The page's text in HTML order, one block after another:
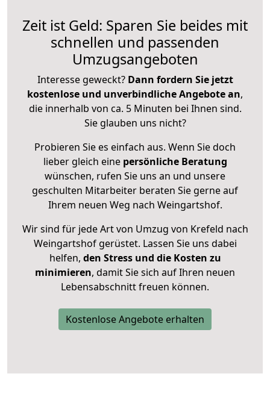
Zeit ist Geld: Sparen Sie beides mit
schnellen und passenden
Umzugsangeboten
Interesse geweckt? Dann fordern Sie jetzt
kostenlose und unverbindliche Angebote an,
die innerhalb von ca. 5 Minuten bei Ihnen sind.
Sie glauben uns nicht?
Probieren Sie es einfach aus. Wenn Sie doch
lieber gleich eine persönliche Beratung
wünschen, rufen Sie uns an und unsere
geschulten Mitarbeiter beraten Sie gerne auf
Ihrem neuen Weg nach Weingartshof.
Wir sind für jede Art von Umzug von Krefeld nach
Weingartshof gerüstet. Lassen Sie uns dabei
helfen, den Stress und die Kosten zu
minimieren, damit Sie sich auf Ihren neuen
Lebensabschnitt freuen können.
Kostenlose Angebote erhalten